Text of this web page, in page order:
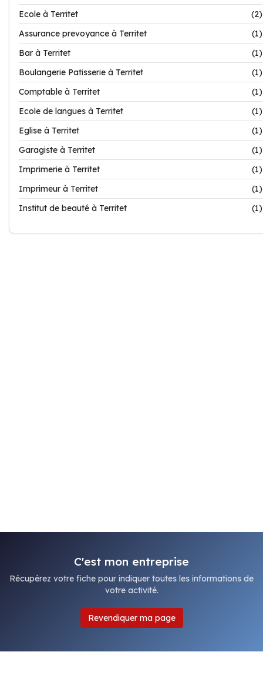
Ecole à Territet
(2)
Assurance prevoyance à Territet
(1)
Bar à Territet
(1)
Boulangerie Patisserie à Territet
(1)
Comptable à Territet
(1)
Ecole de langues à Territet
(1)
Eglise à Territet
(1)
Garagiste à Territet
(1)
Imprimerie à Territet
(1)
Imprimeur à Territet
(1)
Institut de beauté à Territet
(1)
C'est mon entreprise
Récupérez votre fiche pour indiquer toutes les informations de
votre activité.
Revendiquer ma page